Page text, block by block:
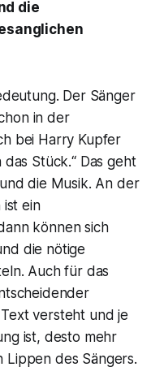
die
Der Sänger
in der
bei Harry Kupfer
das Stück.“ Das geht
die Musik. An der
ein
können sich
die nötige
Auch für das
versteht und je
ist, desto mehr
Lippen des Sängers.